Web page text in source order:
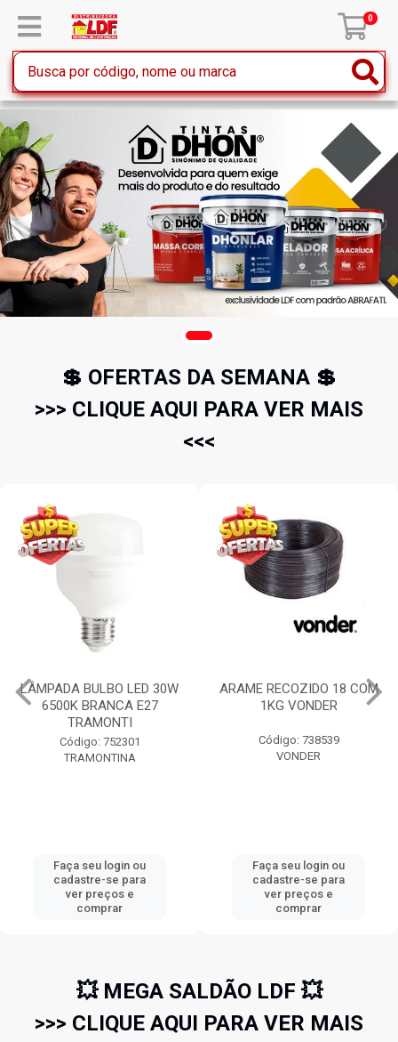
0
💲 OFERTAS DA SEMANA 💲
>>> CLIQUE AQUI PARA VER MAIS
<<<
LÂMPADA BULBO LED 30W
6500K BRANCA E27
TRAMONTI
Código: 752301
TRAMONTINA
Faça seu login ou
cadastre-se para
ver preços e
comprar
ARAME RECOZIDO 18 COM
1KG VONDER
Código: 738539
VONDER
Faça seu login ou
cadastre-se para
ver preços e
comprar
💥 MEGA SALDÃO LDF 💥
>>> CLIQUE AQUI PARA VER MAIS